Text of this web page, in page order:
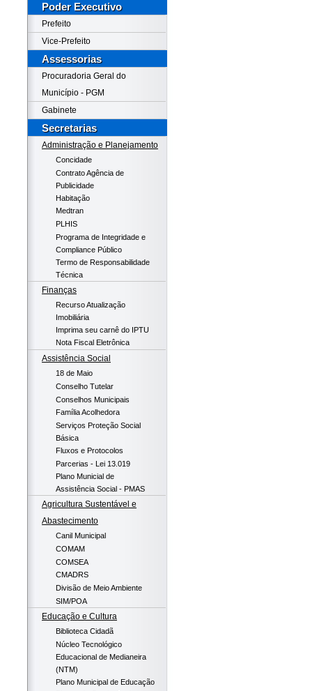
Poder Executivo
Prefeito
Vice-Prefeito
Assessorias
Procuradoria Geral do
Município - PGM
Gabinete
Secretarias
Administração e Planejamento
Concidade
Contrato Agência de
Publicidade
Habitação
Medtran
PLHIS
Programa de Integridade e
Compliance Público
Termo de Responsabilidade
Técnica
Finanças
Recurso Atualização
Imobiliária
Imprima seu carnê do IPTU
Nota Fiscal Eletrônica
Assistência Social
18 de Maio
Conselho Tutelar
Conselhos Municipais
Família Acolhedora
Serviços Proteção Social
Básica
Fluxos e Protocolos
Parcerias - Lei 13.019
Plano Municial de
Assistência Social - PMAS
Agricultura Sustentável e
Abastecimento
Canil Municipal
COMAM
COMSEA
CMADRS
Divisão de Meio Ambiente
SIM/POA
Educação e Cultura
Biblioteca Cidadã
Núcleo Tecnológico
Educacional de Medianeira
(NTM)
Plano Municipal de Educação